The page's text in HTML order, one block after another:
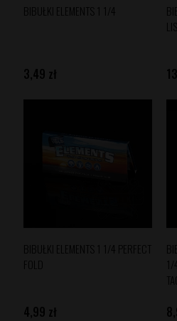
BIBUŁKI ELEMENTS 1 1/4
3,49 zł
BIBUŁKI ELEMENTS 1 1/4 PERFECT
FOLD
4,99 zł